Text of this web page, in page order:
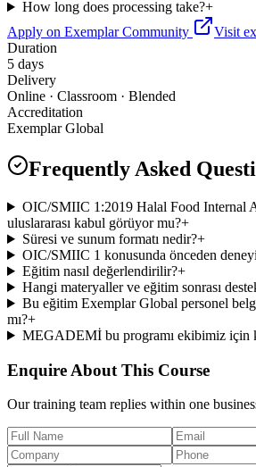
How long does processing take?+
Apply on Exemplar Community
Visit
Duration
5 days
Delivery
Online · Classroom · Blended
Accreditation
Exemplar Global
Frequently Asked
OIC/SMIIC 1:2019 Halal Food Internal
uluslararası kabul görüyor mu?+
Süresi ve sunum formatı nedir?+
OIC/SMIIC 1 konusunda önceden
Eğitim nasıl değerlendirilir?+
Hangi materyaller ve eğitim sonrası
Bu eğitim Exemplar Global personel
mı?+
MEGADEMİ bu programı ekibimiz için
Enquire About This Course
Our training team replies within one